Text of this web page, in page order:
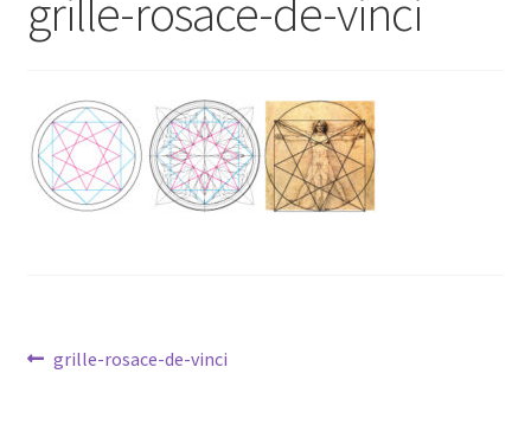
Ateliers en ligne
Commande
Crop Circles
grille-rosace-de-vinci
Navigation
Article
grille-rosace-de-vinci